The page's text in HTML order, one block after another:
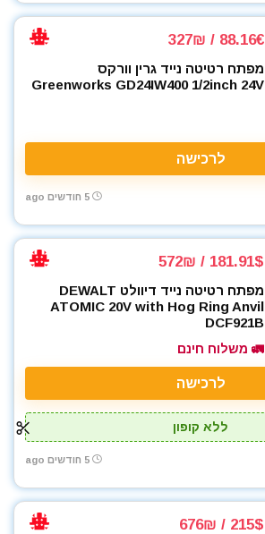
88.16€ / 327₪
מפתח רטיטה נייד גרין וורקס
Greenworks GD24IW400 1/2inch 24V
לרכישה
5 חודשים ago
181.91$ / 572₪
מפתח רטיטה נייד דיוולט DEWALT
ATOMIC 20V with Hog Ring Anvil
DCF921B
🚛 משלוח חינם
לרכישה
ללא קופון
5 חודשים ago
215$ / 676₪